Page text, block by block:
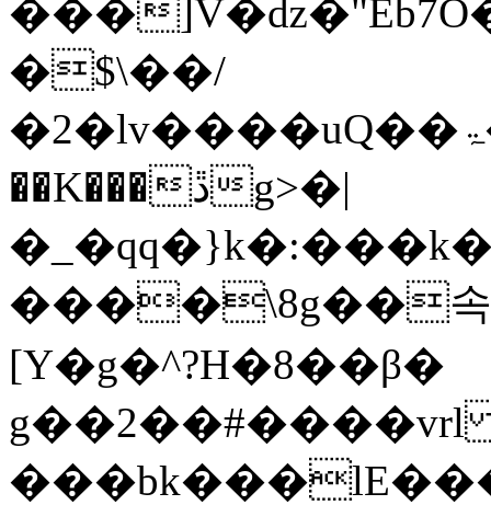
���
�$\��/
�2�lv����uQ��ۃ��օ{��Y8>
��K���ڐg>�|
����\8g��
[Y�g�^?H�8��β�